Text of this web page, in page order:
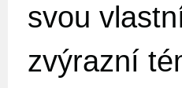
svou
zvýrazní